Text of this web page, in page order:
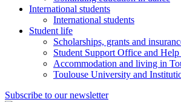
International students
International students
Student life
Scholarships, grants and
Student Support Office and Help
Accommodation and living in
Toulouse University and
Subscribe to our newsletter